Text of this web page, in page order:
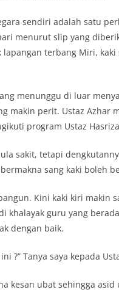
sendiri adalah satu
menurut slip yang
terbang Miri,
menunggu di luar
makin perit. Ustaz Azhar
program Ustaz
sakit, tetapi
sang kaki boleh
Kini kaki kiri makin
khalayak guru yang
dengan baik.
?” Tanya saya kepada
kesan ubat sehingga